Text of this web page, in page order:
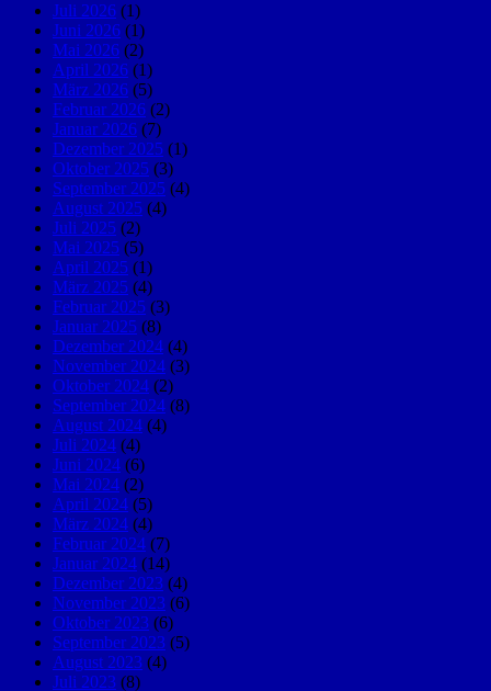
Juli 2026 (1)
Juni 2026 (1)
Mai 2026 (2)
April 2026 (1)
März 2026 (5)
Februar 2026 (2)
Januar 2026 (7)
Dezember 2025 (1)
Oktober 2025 (3)
September 2025 (4)
August 2025 (4)
Juli 2025 (2)
Mai 2025 (5)
April 2025 (1)
März 2025 (4)
Februar 2025 (3)
Januar 2025 (8)
Dezember 2024 (4)
November 2024 (3)
Oktober 2024 (2)
September 2024 (8)
August 2024 (4)
Juli 2024 (4)
Juni 2024 (6)
Mai 2024 (2)
April 2024 (5)
März 2024 (4)
Februar 2024 (7)
Januar 2024 (14)
Dezember 2023 (4)
November 2023 (6)
Oktober 2023 (6)
September 2023 (5)
August 2023 (4)
Juli 2023 (8)